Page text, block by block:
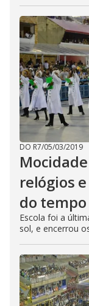
DO R7/05/03/2019
relógios
do tempo
Escola foi a
sol, e encerrou